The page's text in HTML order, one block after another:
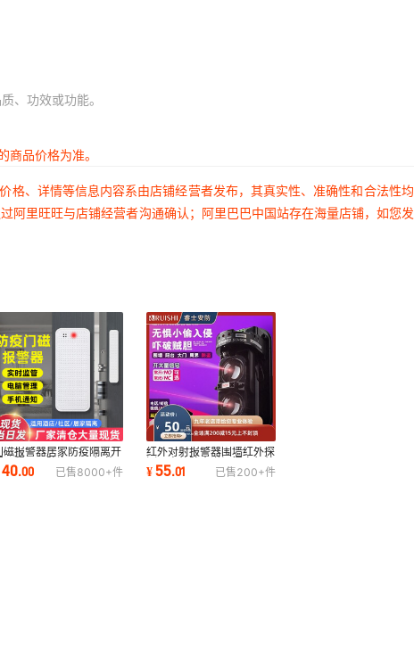
、功效或功能。
品价格为准。
、详情等信息内容系由店铺经营者发布，其真实性、准确性和合法性
里旺旺与店铺经营者沟通确认；阿里巴巴中国站存在海量店铺，如您
磁报警器居家防疫隔离开
门远程WiFi防盗器NB智能
磁感应报警器
40.00 已售8000+件
红外对射报警器围墙红外探
测器户外防水道闸门窗红外
线防盗器室外
¥55.01 已售200+件